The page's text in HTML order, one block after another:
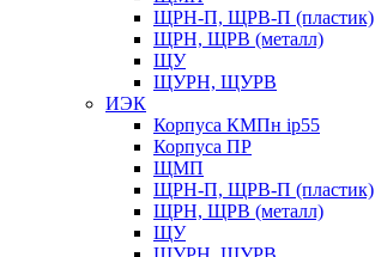
ЩРН-П, ЩРВ-П (пластик)
ЩРН, ЩРВ (металл)
ЩУ
ЩУРН, ЩУРВ
ИЭК
Корпуса КМПн ip55
Корпуса ПР
ЩМП
ЩРН-П, ЩРВ-П (пластик)
ЩРН, ЩРВ (металл)
ЩУ